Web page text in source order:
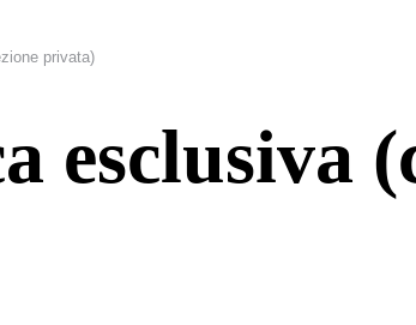
privata)
esclusiva